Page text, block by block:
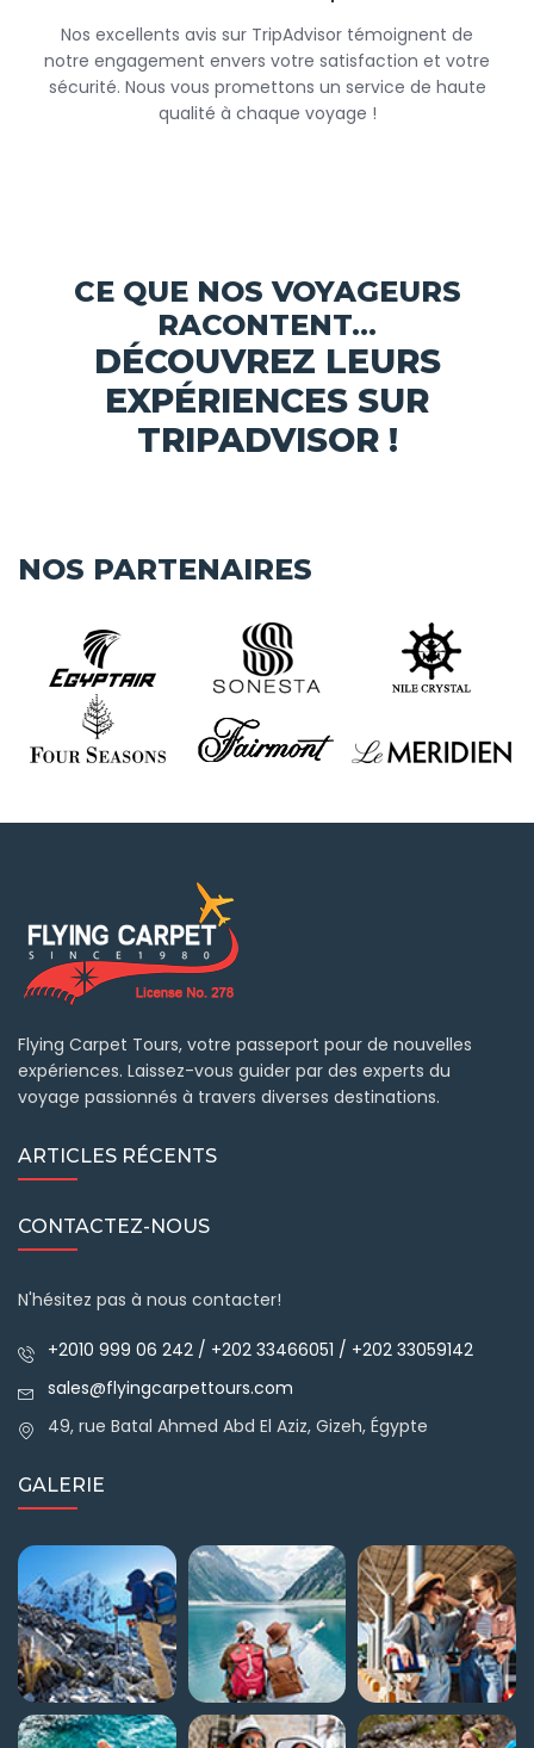
Nos excellents avis sur TripAdvisor témoignent de
notre engagement envers votre satisfaction et votre
sécurité. Nous vous promettons un service de haute
qualité à chaque voyage !
CE QUE NOS VOYAGEURS
RACONTENT...
DÉCOUVREZ LEURS
EXPÉRIENCES SUR
TRIPADVISOR !
NOS PARTENAIRES
Flying Carpet Tours, votre passeport pour de nouvelles
expériences. Laissez-vous guider par des experts du
voyage passionnés à travers diverses destinations.
ARTICLES RÉCENTS
CONTACTEZ-NOUS
N'hésitez pas à nous contacter!
+2010 999 06 242 / +202 33466051 / +202 33059142
sales@flyingcarpettours.com
49, rue Batal Ahmed Abd El Aziz, Gizeh, Égypte
GALERIE